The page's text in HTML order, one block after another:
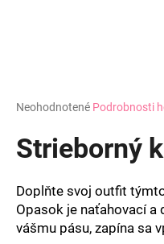
Priemerné
produktu
je
5
hviezdičiek.
Neohodnotené Podrobnosti
Strieborný
Doplňte svoj outfit
Opasok je naťahovací
vášmu pásu, zapína sa